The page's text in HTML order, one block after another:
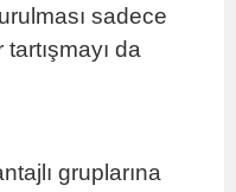
sadece
da
gruplarına